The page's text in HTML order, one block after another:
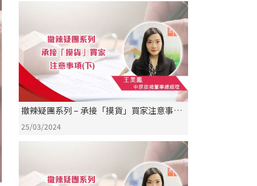
撤辣疑團系列 – 承接「摸貨」買家注意事項
(下)
25/03/2024